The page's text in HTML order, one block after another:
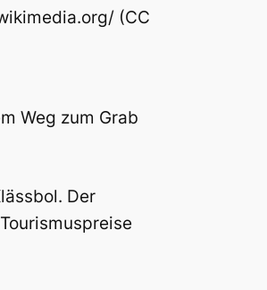
(CC
Weg zum Grab
Der